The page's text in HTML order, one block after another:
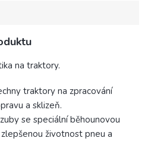
na traktory.
traktory na zpracování
a sklizeň.
se speciální běhounovou
životnost pneu a